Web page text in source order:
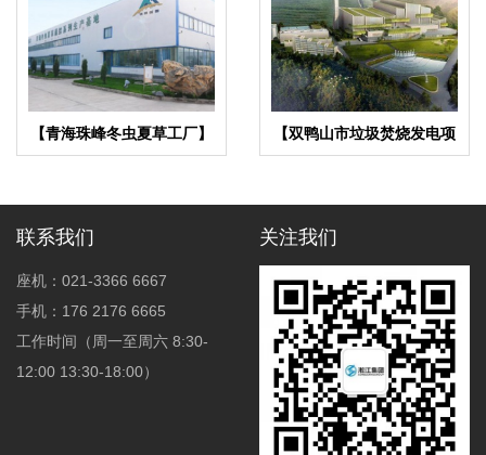
【青海珠峰冬虫夏草工厂】
金属软管合同
【双鸭山市垃圾焚烧发电项
目】减振器合同
联系我们
座机：021-3366 6667
手机：176 2176 6665
工作时间（周一至周六 8:30-
12:00 13:30-18:00）
关注我们